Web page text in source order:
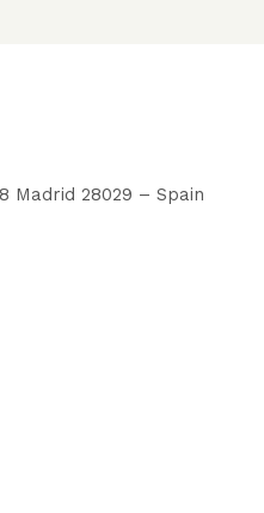
Madrid 28029 – Spain